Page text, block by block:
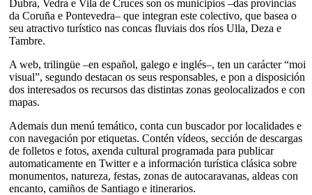
Dubra, Vedra e Vila de Cruces son os municipios –das provincias
da Coruña e Pontevedra– que integran este colectivo, que basea o
seu atractivo turístico nas concas fluviais dos ríos Ulla, Deza e
Tambre.
A web, trilingüe –en español, galego e inglés–, ten un carácter “moi
visual”, segundo destacan os seus responsables, e pon a disposición
dos interesados os recursos das distintas zonas geolocalizados e con
mapas.
Ademais dun menú temático, conta cun buscador por localidades e
con navegación por etiquetas. Contén vídeos, sección de descargas
de folletos e fotos, axenda cultural programada para publicar
automaticamente en Twitter e a información turística clásica sobre
monumentos, natureza, festas, zonas de autocaravanas, aldeas con
encanto, camiños de Santiago e itinerarios.